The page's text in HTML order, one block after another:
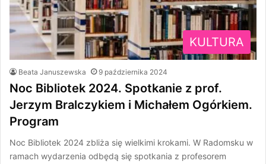
KULTURA
Beata Januszewska 9 października 2024
Noc Bibliotek 2024. Spotkanie z prof.
Jerzym Bralczykiem i Michałem Ogórkiem.
Program
Noc Bibliotek 2024 zbliża się wielkimi krokami. W Radomsku w
ramach wydarzenia odbędą się spotkania z profesorem